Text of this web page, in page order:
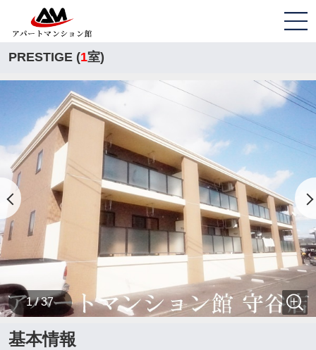
PRESTIGE (1室)
1 / 37
基本情報